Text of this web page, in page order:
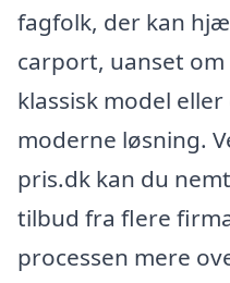
fagfolk, der kan
carport, uanset
klassisk model
moderne løsning.
pris.dk kan du
tilbud fra flere
processen mere